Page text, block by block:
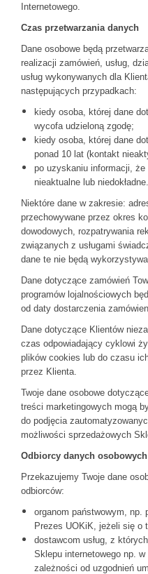
Internetowego.
Czas przetwarzania danych
Dane osobowe będą
realizacji zamówień, usług,
usług wykonywanych dla
następujących przypadkach:
kiedy osoba, której dane
wycofa udzieloną zgodę;
kiedy osoba, której dane
ponad 10 lat (kontakt
po uzyskaniu informacji, że
nieaktualne lub niedokładne.
Niektóre dane w zakresie:
przechowywane przez okres
dowodowych, rozpatrywania
związanych z usługami
dane te nie będą
Dane dotyczące zamówień
programów lojalnościowych
od daty dostarczenia
Dane dotyczące Klientów
czas odpowiadający cyklowi
plików cookies lub do czasu
przez Klienta.
Twoje dane osobowe
treści marketingowych mogą
do podjęcia
możliwości sprzedażowych
Odbiorcy danych osobowych
Przekazujemy Twoje dane
odbiorców:
organom państwowym, np.
Prezes UOKiK, jeżeli się o
dostawcom usług, z
Sklepu internetowego np.
zależności od uzgodnień